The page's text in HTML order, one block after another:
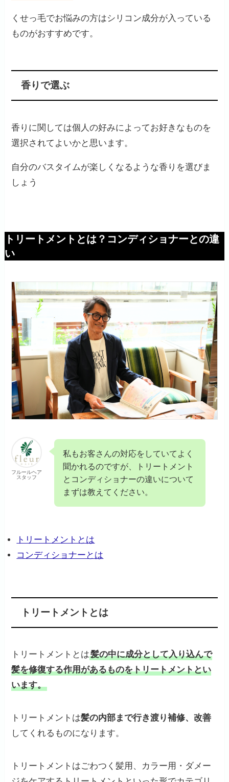
くせっ毛でお悩みの方はシリコン成分が入っている
ものがおすすめです。
香りで選ぶ
香りに関しては個人の好みによってお好きなものを
選択されてよいかと思います。
自分のバスタイムが楽しくなるような香りを選びま
しょう
トリートメントとは？コンディショナーとの違
い
フルールヘア
スタッフ
私もお客さんの対応をしていてよく
聞かれるのですが、トリートメント
とコンディショナーの違いについて
まずは教えてください。
トリートメントとは
コンディショナーとは
トリートメントとは
トリートメントとは髪の中に成分として入り込んで
髪を修復する作用があるものをトリートメントとい
います。
トリートメントは髪の内部まで行き渡り補修、改善
してくれるものになります。
トリートメントはごわつく髪用、カラー用・ダメー